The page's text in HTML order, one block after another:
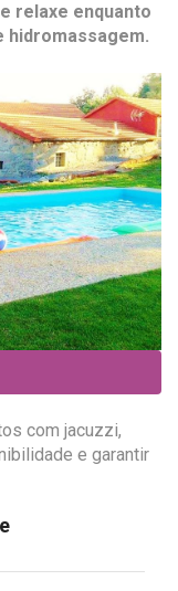
relaxe enquanto
hidromassagem.
com jacuzzi,
e garantir